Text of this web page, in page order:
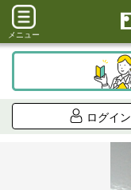
メニュー
ログイン